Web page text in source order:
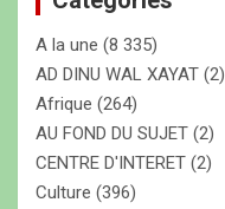
c
h
e
r
A la une (8 335)
AD DINU WAL XAYAT (2)
Afrique (264)
AU FOND DU SUJET (2)
CENTRE D'INTERET (2)
Culture (396)